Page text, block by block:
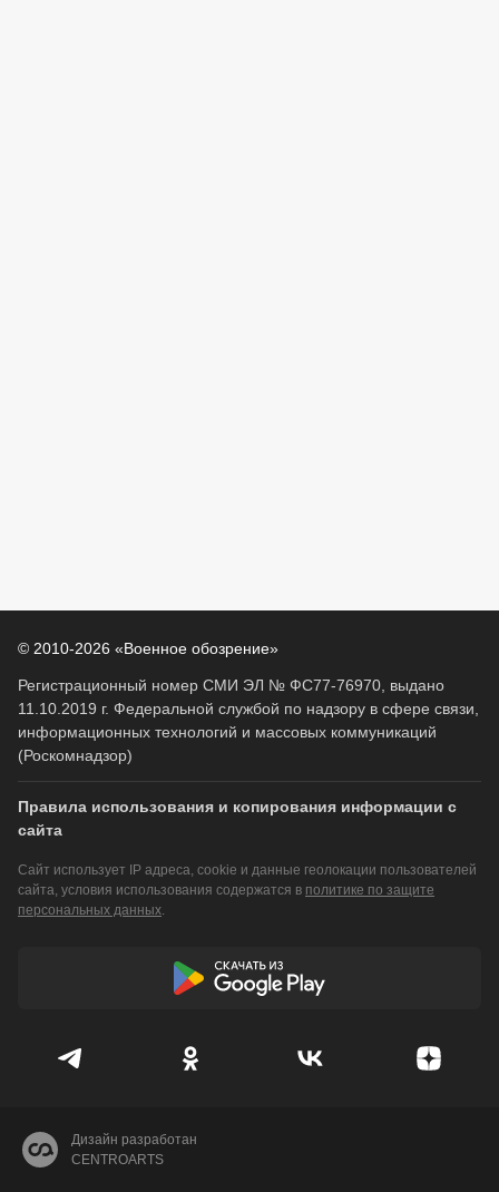
© 2010-2026 «Военное обозрение»
Регистрационный номер СМИ ЭЛ № ФС77-76970, выдано
11.10.2019 г. Федеральной службой по надзору в сфере связи,
информационных технологий и массовых коммуникаций
(Роскомнадзор)
Правила использования и копирования информации с
сайта
Сайт использует IP адреса, cookie и данные геолокации пользователей
сайта, условия использования содержатся в политике по защите
персональных данных.
Дизайн разработан
CENTROARTS